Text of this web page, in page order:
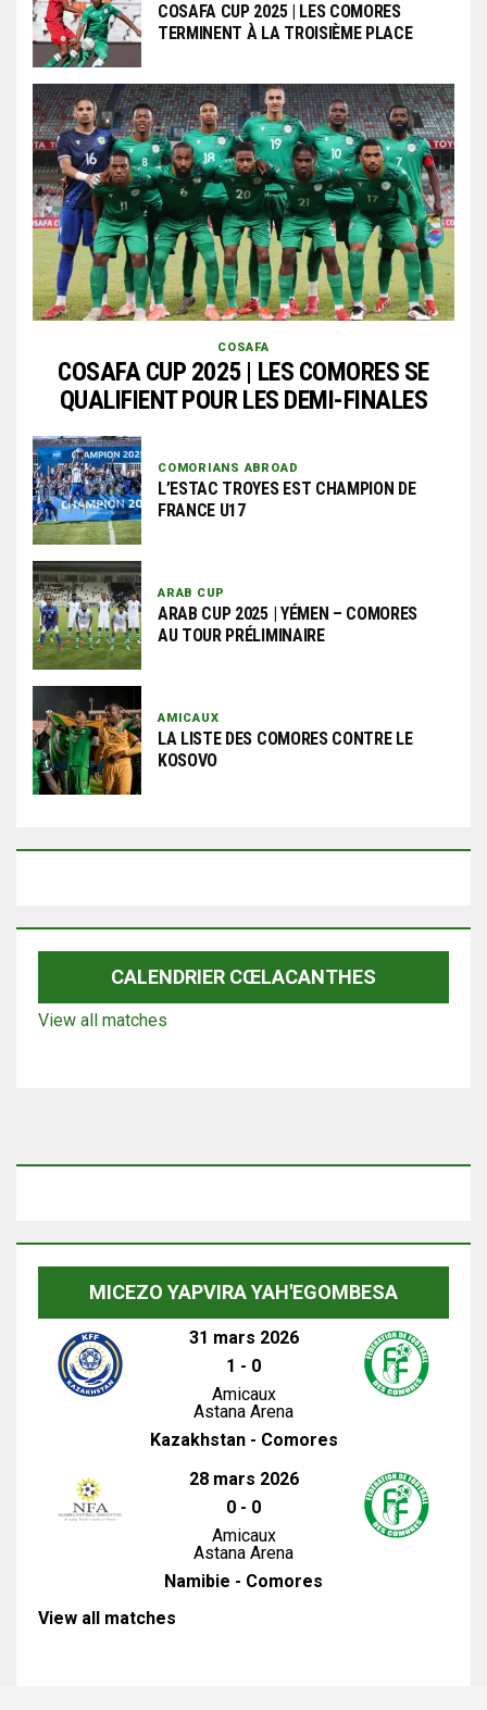
COSAFA CUP 2025 | LES COMORES
TERMINENT À LA TROISIÈME PLACE
COSAFA
COSAFA CUP 2025 | LES COMORES SE
QUALIFIENT POUR LES DEMI-FINALES
COMORIANS ABROAD
L’ESTAC TROYES EST CHAMPION DE
FRANCE U17
ARAB CUP
ARAB CUP 2025 | YÉMEN – COMORES
AU TOUR PRÉLIMINAIRE
AMICAUX
LA LISTE DES COMORES CONTRE LE
KOSOVO
CALENDRIER CŒLACANTHES
View all matches
MICEZO YAPVIRA YAH'EGOMBESA
31 mars 2026
1 - 0
Amicaux
Astana Arena
Kazakhstan - Comores
28 mars 2026
0 - 0
Amicaux
Astana Arena
Namibie - Comores
View all matches